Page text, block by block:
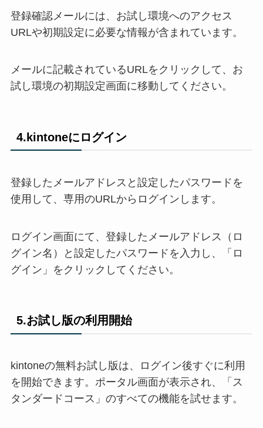
登録確認メールには、お試し環境へのアクセス
URLや初期設定に必要な情報が含まれています。
メールに記載されているURLをクリックして、お
試し環境の初期設定画面に移動してください。
4.kintoneにログイン
登録したメールアドレスと設定したパスワードを
使用して、専用のURLからログインします。
ログイン画面にて、登録したメールアドレス（ロ
グイン名）と設定したパスワードを入力し、「ロ
グイン」をクリックしてください。
5.お試し版の利用開始
kintoneの無料お試し版は、ログイン後すぐに利用
を開始できます。ポータル画面が表示され、「ス
タンダードコース」のすべての機能を試せます。